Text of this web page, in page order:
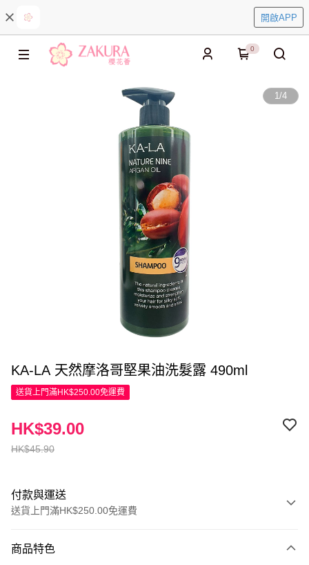
開啟APP
0
1/4
KA-LA 天然摩洛哥堅果油洗髮露 490ml
送貨上門滿HK$250.00免運費
HK$45.90
HK$39.00
付款與運送
送貨上門滿HK$250.00免運費
信用卡
商品特色